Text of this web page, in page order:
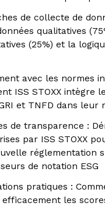
de collecte de
qualitatives
(25%) et la
avec les normes
ISS STOXX intègre
et TNFD dans leur
de transparence :
par ISS STOXX
réglementation
de notation ESG
pratiques :
les